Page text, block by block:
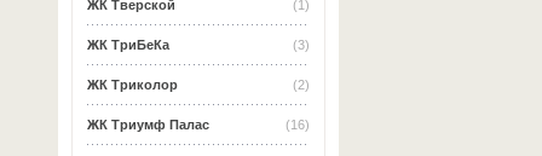
(1)
ЖК Тверской
(3)
ЖК ТриБеКа
(2)
ЖК Триколор
(16)
ЖК Триумф Палас